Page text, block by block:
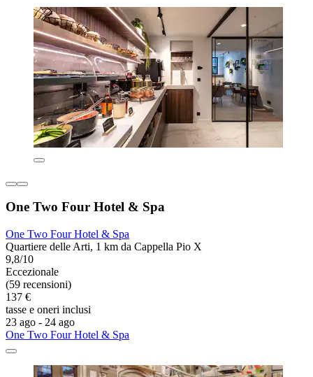
One Two Four Hotel & Spa
One Two Four Hotel & Spa
Quartiere delle Arti, 1 km da Cappella Pio X
9,8/10
Eccezionale
(59 recensioni)
137 €
tasse e oneri inclusi
23 ago - 24 ago
One Two Four Hotel & Spa